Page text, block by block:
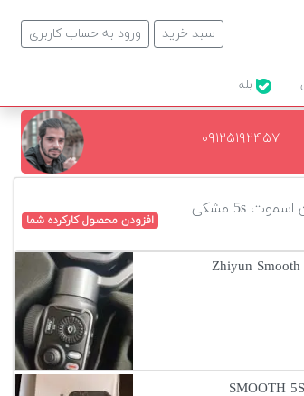
ورود به حساب کاربری سبد خرید
۰۹۱۲۵۱۹۲۴۵۷
لرزشگیر ژیون اسموت 5s مشکی
افزودن محصول کارکرده شما